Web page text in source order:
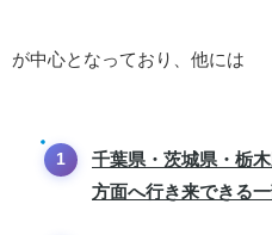
が中心となっており、他には
千葉県・茨城県・栃
方面へ行き来できる